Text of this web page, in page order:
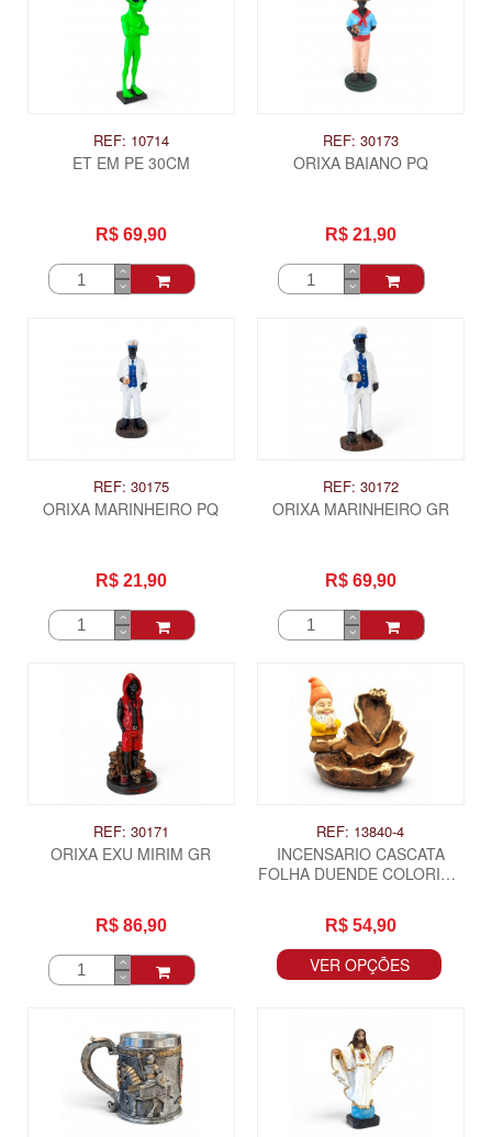
REF: 10714
ET EM PE 30CM
R$ 69,90
REF: 30173
ORIXA BAIANO PQ
R$ 21,90
REF: 30175
ORIXA MARINHEIRO PQ
R$ 21,90
REF: 30172
ORIXA MARINHEIRO GR
R$ 69,90
REF: 30171
ORIXA EXU MIRIM GR
R$ 86,90
REF: 13840-4
INCENSARIO CASCATA
FOLHA DUENDE COLORIDO
R$ 54,90
VER OPÇÕES